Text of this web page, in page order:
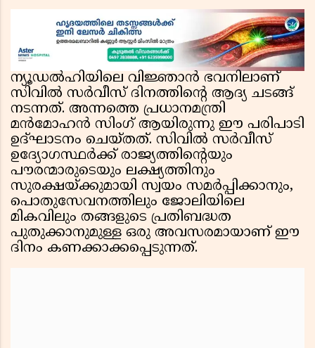
ന്യൂഡൽഹിയിലെ വിജ്ഞാൻ ഭവനിലാണ്
സിവിൽ സർവീസ് ദിനത്തിൻ്റെ ആദ്യ ചടങ്ങ്
നടന്നത്. അന്നത്തെ പ്രധാനമന്ത്രി
മൻമോഹൻ സിംഗ് ആയിരുന്നു ഈ പരിപാടി
ഉദ്ഘാടനം ചെയ്തത്. സിവിൽ സർവീസ്
ഉദ്യോഗസ്ഥർക്ക് രാജ്യത്തിൻ്റെയും
പൗരന്മാരുടെയും ലക്ഷ്യത്തിനും
സുരക്ഷയ്ക്കുമായി സ്വയം സമർപ്പിക്കാനും,
പൊതുസേവനത്തിലും ജോലിയിലെ
മികവിലും തങ്ങളുടെ പ്രതിബദ്ധത
പുതുക്കാനുമുള്ള ഒരു അവസരമായാണ് ഈ
ദിനം കണക്കാക്കപ്പെടുന്നത്.